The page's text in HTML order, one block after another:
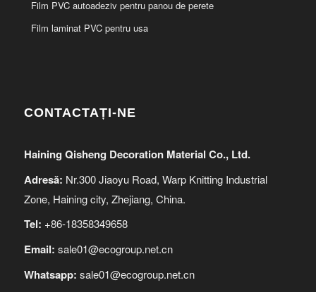
Film PVC autoadeziv pentru panou de perete
Film laminat PVC pentru usa
CONTACTAȚI-NE
Haining Qisheng Decoration Material Co., Ltd.
Adresă: Nr.300 Jiaoyu Road, Warp Knitting Industrial
Zone, Haining city, Zhejiang, China.
Tel: +86-18358349658
Email: sale01@ecogroup.net.cn
Whatsapp: sale01@ecogroup.net.cn